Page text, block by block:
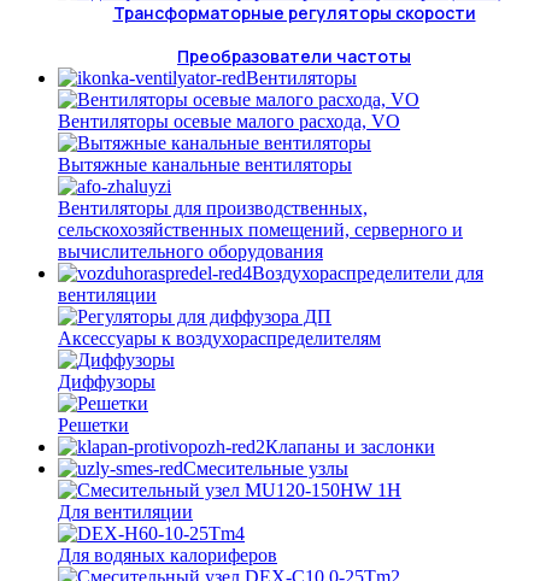
Трансформаторные регуляторы скорости
Преобразователи частоты
Вентиляторы
Вентиляторы осевые малого расхода, VO
Вытяжные канальные вентиляторы
Вентиляторы для производственных,
сельскохозяйственных помещений, серверного и
вычислительного оборудования
Воздухораспределители для
вентиляции
Аксессуары к воздухораспределителям
Диффузоры
Решетки
Клапаны и заслонки
Смесительные узлы
Для вентиляции
Для водяных калориферов